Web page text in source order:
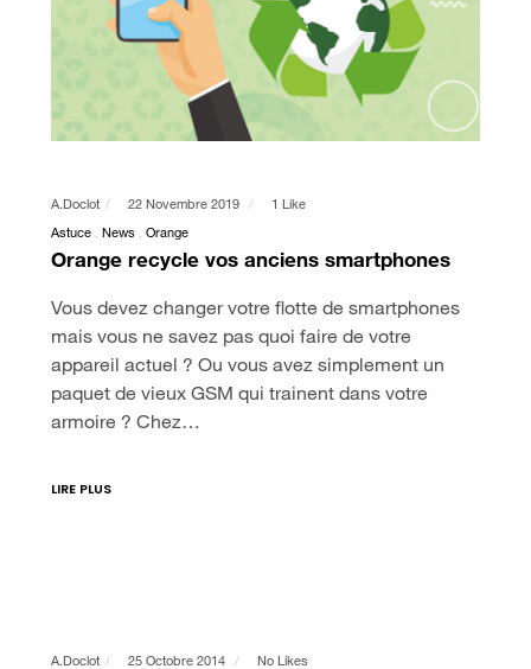
A.doclot 22 Novembre 2019 1 Like
Astuce News Orange
Orange recycle vos anciens smartphones
Vous devez changer votre flotte de smartphones
mais vous ne savez pas quoi faire de votre
appareil actuel ? Ou vous avez simplement un
paquet de vieux GSM qui trainent dans votre
armoire ? Chez…
LIRE PLUS
A.doclot 25 Octobre 2014 No Likes